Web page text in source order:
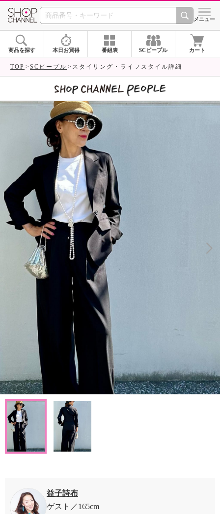
SHOP CHANNEL シメニュー
商品を探す 本日お買得 番組表 SCピープル カート
TOP SCピープル スタイリング・ライフスタイル詳細
益子詩布
ゲスト
165cm